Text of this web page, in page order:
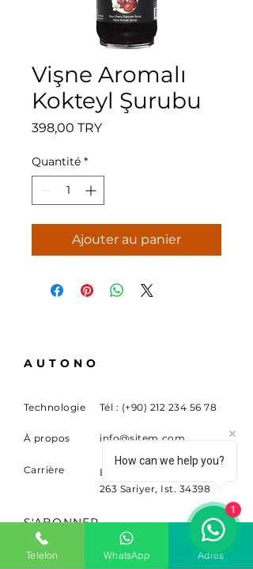
Vişne Aromalı
Kokteyl Şurubu
398,00 TRYPrix
Quantité *
Ajouter au panier
AUTONO
Technologie Tél : (+90) 212 234 56 78
À propos info@sitem.com
Carrière
Buyukdere Cad. Non.
263 Sariyer, Ist. 34398
S'ABONNER
Inscrivez-vous pour recevoir
Telefon WhatsApp Adres
How can we help you?
1